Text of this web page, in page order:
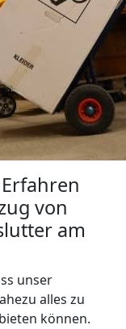
von
am
unser
alles zu
können.